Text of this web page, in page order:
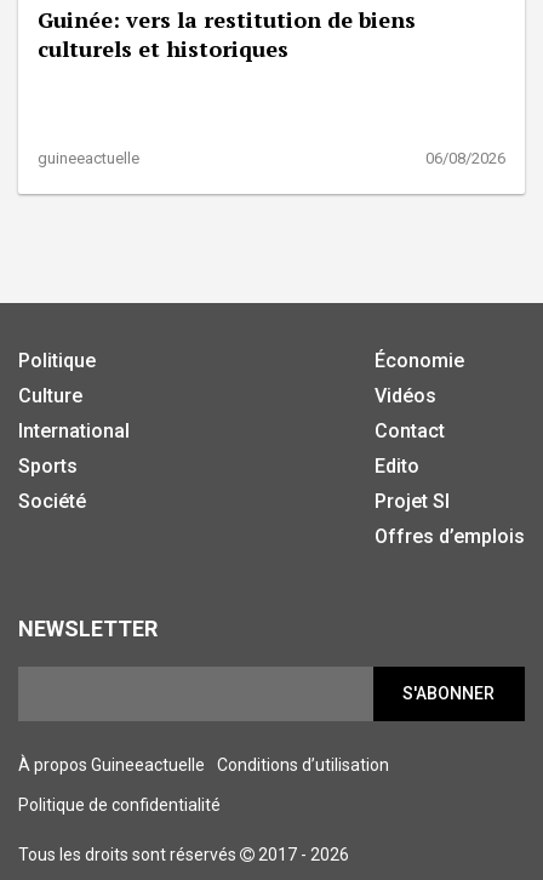
Guinée: vers la restitution de biens
culturels et historiques
guineeactuelle 06/08/2026
Politique
Culture
International
Sports
Société
Économie
Vidéos
Contact
Edito
Projet SI
Offres d’emplois
NEWSLETTER
S'ABONNER
À propos Guineeactuelle Conditions d’utilisation
Politique de confidentialité
Tous les droits sont réservés 2017 - 2026